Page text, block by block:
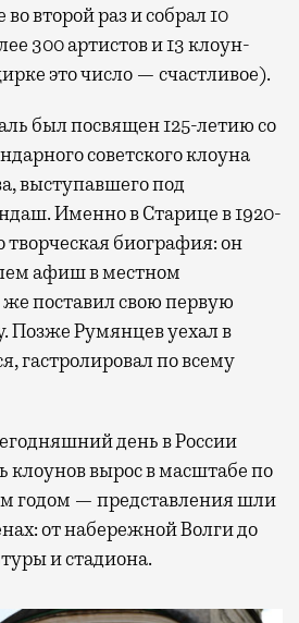
второй раз и собрал 10
300 артистов и 13 клоун-
это число — счастливое).
был посвящен 125-летию со
советского клоуна
выступавшего под
Именно в Старице в 1920-
творческая биография: он
афиш в местном
же поставил свою первую
Позже Румянцев уехал в
гастролировал по всему
день в России
клоунов вырос в масштабе по
годом — представления шли
от набережной Волги до
и стадиона.